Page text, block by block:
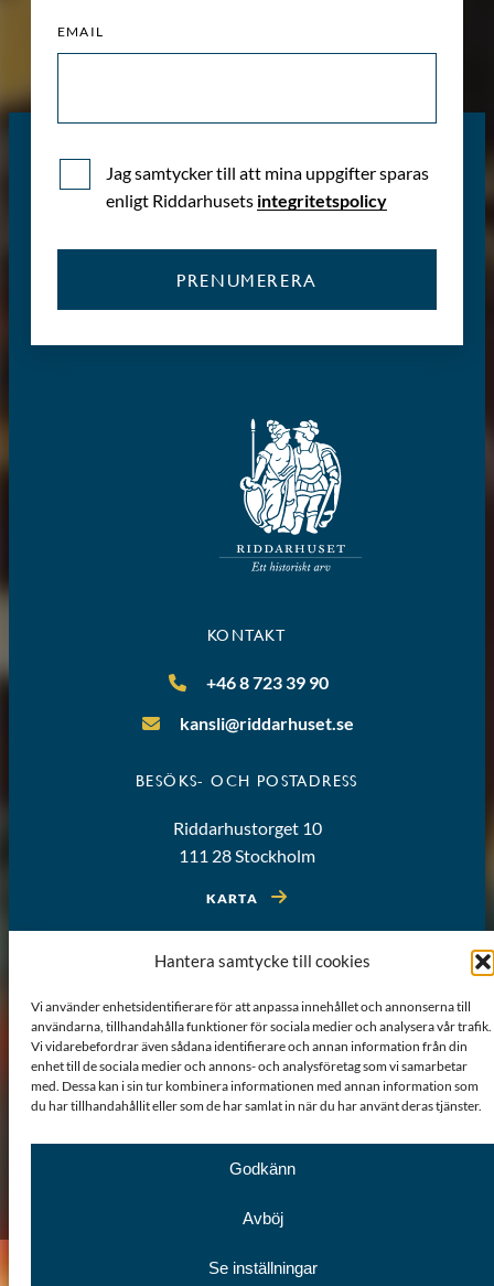
Hantera samtycke till cookies
Vi använder enhetsidentifierare för att anpassa innehållet och annonserna till
användarna, tillhandahålla funktioner för sociala medier och analysera vår trafik.
Vi vidarebefordrar även sådana identifierare och annan information från din
enhet till de sociala medier och annons- och analysföretag som vi samarbetar
med. Dessa kan i sin tur kombinera informationen med annan information som
du har tillhandahållit eller som de har samlat in när du har använt deras tjänster.
Godkänn
Avböj
Se inställningar
EMAIL
Jag samtycker till att mina uppgifter sparas
enligt Riddarhusets integritetspolicy
PRENUMERERA
KONTAKT
+46 8 723 39 90
kansli@riddarhuset.se
BESÖKS- OCH POSTADRESS
Riddarhustorget 10
111 28 Stockholm
KARTA